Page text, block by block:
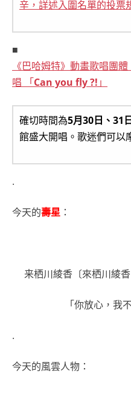
辛，詳述入圍名單的投票
■
《巴哈姆特》動畫歌唱團
唱 「Can you fly ?! 」
確切時間為5月30日、31
館盛大開唱。歌迷們可以
.
今天的壽星 ：
来栖川綾香〔來栖川綾香
「你放心，我
.
今天的風雲人物：